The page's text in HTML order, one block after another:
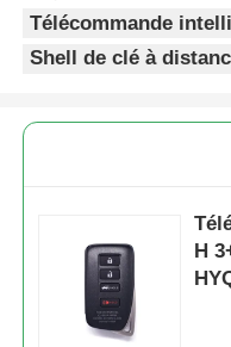
puce de
Télécommande
Shell de clé à
H